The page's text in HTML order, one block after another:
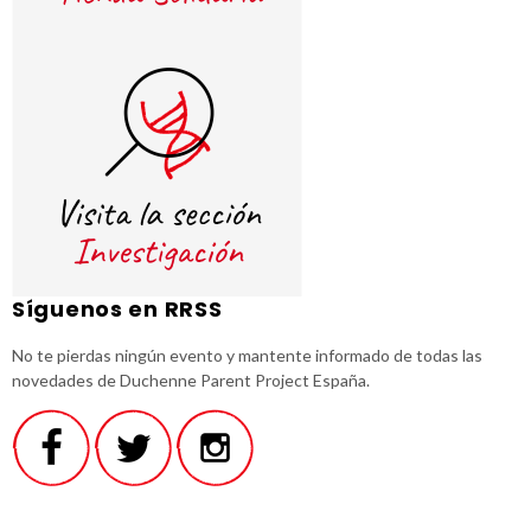
Síguenos en RRSS
No te pierdas ningún evento y mantente informado de todas las
novedades de Duchenne Parent Project España.